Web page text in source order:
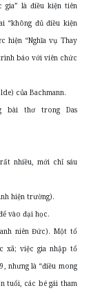
gia” là điều kiện tiên
“không đủ điều kiện
hiện “Nghĩa vụ Thay
báo với viên chức
của Bachmann.
bài thơ trong Das
nhiều, mới chỉ sáu
hiện trường).
vào đại học.
niên Đức). Một tổ
xã; việc gia nhập tổ
nhưng là “điều mong
tuổi, các bé gái tham